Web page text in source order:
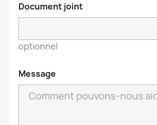
Document joint
optionnel
Message